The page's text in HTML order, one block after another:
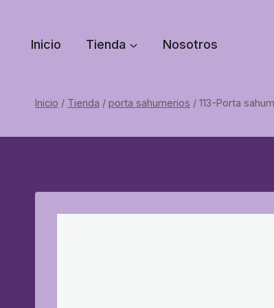
contenido
Inicio Tienda Nosotros
Inicio / Tienda / porta sahumerios / 113-Porta